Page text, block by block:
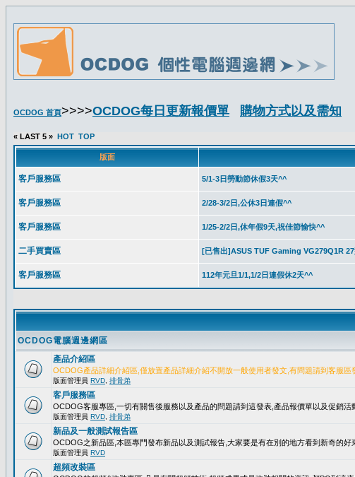
OCDOG 首頁>>>>OCDOG每日更新報價單 購物方式以及需知
OCDOG電腦週邊網區
產品介紹區
OCDOG產品詳細介紹區,僅放置產品詳細介紹不開放一般使用者發文,有問題請到客服區
版面管理員 RVD 排骨弟
客戶服務區
OCDOG客服專區,一切有關售後服務以及產品的問題請到這發表,產品報價單以及促銷
版面管理員 RVD 排骨弟
新品及一般測試報告區
OCDOG之新品區,本區專門發布新品以及測試報告,大家要是有在別的地方看到新奇的好
版面管理員 RVD
超頻改裝區